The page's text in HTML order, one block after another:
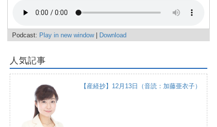
Podcast: Play in new window| Download
人気記事
【産経抄】12月13日（音読：加藤亜衣子）